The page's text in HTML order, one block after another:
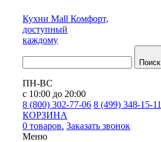
Кухни Mall Комфорт,
доступный
каждому
Поиск
ПН-ВС
с 10:00 до 20:00
8 (800) 302-77-06 8 (499) 348-15-11
КОРЗИНА
0 товаров. Заказать звонок
Меню